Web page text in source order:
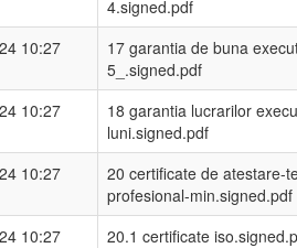
4.signed.pdf
10:27
17 garantia de buna
5_.signed.pdf
10:27
18 garantia lucrarilor
luni.signed.pdf
10:27
20 certificate de atestare-
profesional-min.signed.pdf
10:27
20.1 certificate